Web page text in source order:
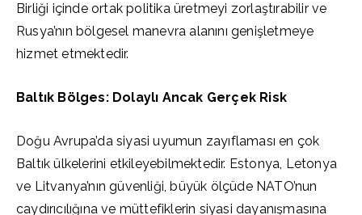
Birliği içinde ortak politika üretmeyi zorlaştırabilir ve
Rusya’nın bölgesel manevra alanını genişletmeye
hizmet etmektedir.
Baltık Bölges: Dolaylı Ancak Gerçek Risk
Doğu Avrupa’da siyasi uyumun zayıflaması en çok
Baltık ülkelerini etkileyebilmektedir. Estonya, Letonya
ve Litvanya’nın güvenliği, büyük ölçüde NATO’nun
caydırıcılığına ve müttefiklerin siyasi dayanışmasına